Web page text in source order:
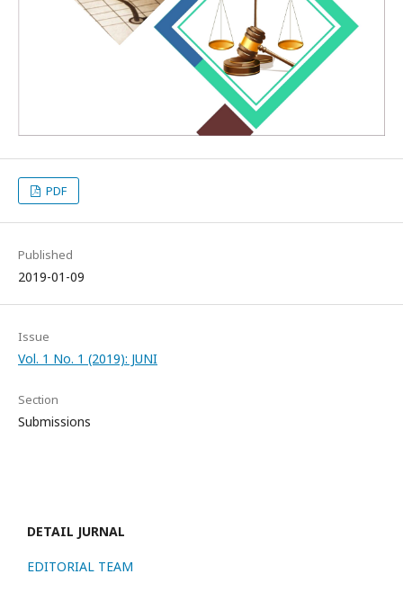
PDF
Published
2019-01-09
Issue
Vol. 1 No. 1 (2019): JUNI
Section
Submissions
DETAIL JURNAL
EDITORIAL TEAM